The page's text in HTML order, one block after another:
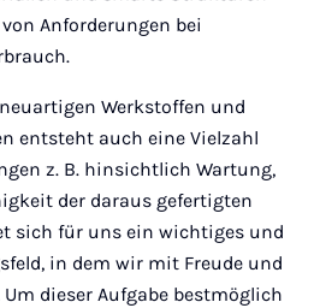
Anforderungen bei
Werkstoffen und
entsteht auch eine Vielzahl
z. B. hinsichtlich Wartung,
der daraus gefertigten
sich für uns ein wichtiges und
in dem wir mit Freude und
dieser Aufgabe bestmöglich